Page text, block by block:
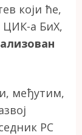
који ће,
а БиХ,
међутим,
РС